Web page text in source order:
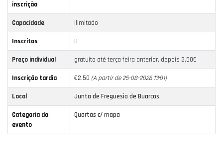
inscrição
Capacidade Ilimitado
Inscritos 0
Preço individual gratuito até terça feira anterior, depois 2,50€
Inscrição tardia €2.50 (A partir de 25-08-2026 13:01)
Local Junta de Freguesia de Buarcos
Categoria do
evento
Quartas c/ mapa